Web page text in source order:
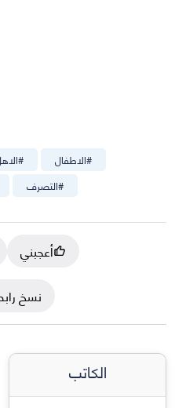
# #الاطفال
#التصرف
أعجبني
نسخ
الكاتب